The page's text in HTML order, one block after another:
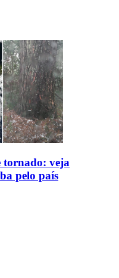
tornado: veja
pelo país